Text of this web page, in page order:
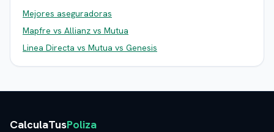
Mejores aseguradoras
Mapfre vs Allianz vs Mutua
Linea Directa vs Mutua vs Genesis
CalculaTusPoliza